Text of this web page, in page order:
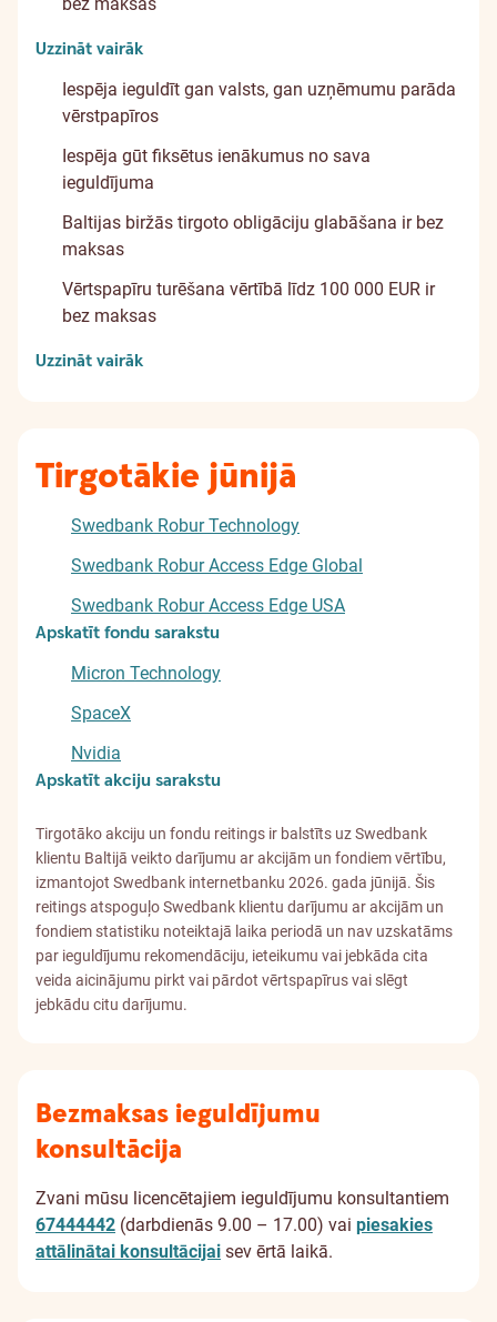
Uzzināt vairāk
Iespēja ieguldīt gan valsts, gan uzņēmumu parāda
vērstpapīros
Iespēja gūt fiksētus ienākumus no sava
ieguldījuma
Baltijas biržās tirgoto obligāciju glabāšana ir bez
maksas
Vērtspapīru turēšana vērtībā līdz 100 000 EUR ir
bez maksas
Uzzināt vairāk
Tirgotākie jūnijā
Swedbank Robur Technology
Swedbank Robur Access Edge Global
Swedbank Robur Access Edge USA
Apskatīt fondu sarakstu
Micron Technology
SpaceX
Nvidia
Apskatīt akciju sarakstu
Tirgotāko akciju un fondu reitings ir balstīts uz Swedbank
klientu Baltijā veikto darījumu ar akcijām un fondiem vērtību,
izmantojot Swedbank internetbanku 2026. gada jūnijā. Šis
reitings atspoguļo Swedbank klientu darījumu ar akcijām un
fondiem statistiku noteiktajā laika periodā un nav uzskatāms
par ieguldījumu rekomendāciju, ieteikumu vai jebkāda cita
veida aicinājumu pirkt vai pārdot vērtspapīrus vai slēgt
jebkādu citu darījumu.
Bezmaksas ieguldījumu
konsultācija
Zvani mūsu licencētajiem ieguldījumu konsultantiem
67444442 (darbdienās 9.00 – 17.00) vai piesakies
attālinātai konsultācijai sev ērtā laikā.